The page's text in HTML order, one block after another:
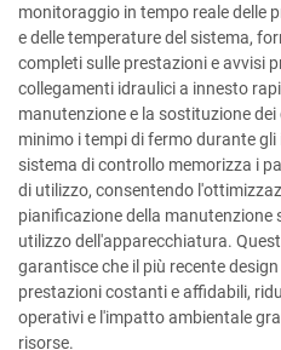
monitoraggio in tempo reale delle
e delle temperature del sistema,
completi sulle prestazioni e avvisi
collegamenti idraulici a innesto
manutenzione e la sostituzione
minimo i tempi di fermo durante gli
sistema di controllo memorizza i
di utilizzo, consentendo
pianificazione della manutenzione
utilizzo dell'apparecchiatura.
garantisce che il più recente
prestazioni costanti e affidabili,
operativi e l'impatto ambientale
risorse.